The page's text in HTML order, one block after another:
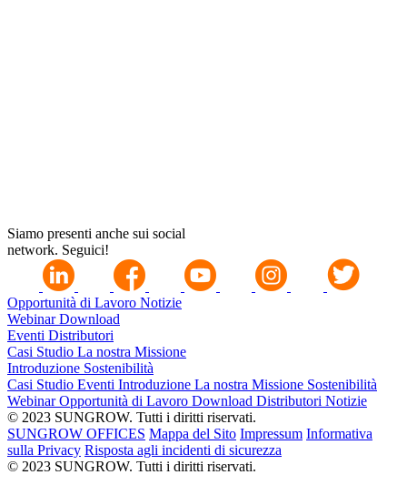
Siamo presenti anche sui social
network. Seguici!
Opportunità di Lavoro Notizie
WebinarDownload
Eventi Distributori
Casi Studio La nostra Missione
Introduzione Sostenibilità
Casi Studio Eventi Introduzione La nostra Missione Sostenibilità
WebinarOpportunità di Lavoro Download Distributori Notizie
© 2023 SUNGROW. Tutti i diritti riservati.
SUNGROW OFFICES Mappa del Sito Impressum Informativa
sulla Privacy Risposta agli incidenti di sicurezza
© 2023 SUNGROW. Tutti i diritti riservati.